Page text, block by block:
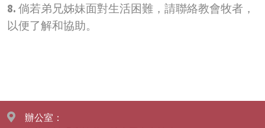
8. 倘若弟兄姊妹面對生活困難，請聯絡教會牧者，
以便了解和協助。
辦公室：